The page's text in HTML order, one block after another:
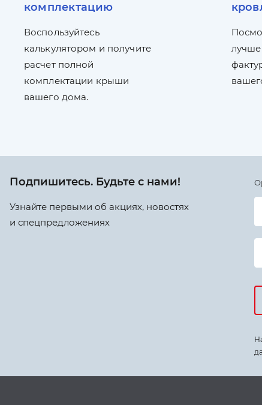
комплектацию
Воспользуйтесь
калькулятором и получите
расчет полной
комплектации крыши
вашего дома.
лучше
Подпишитесь. Будьте с нами!
Узнайте первыми об акциях, новостях
и спецпредложениях